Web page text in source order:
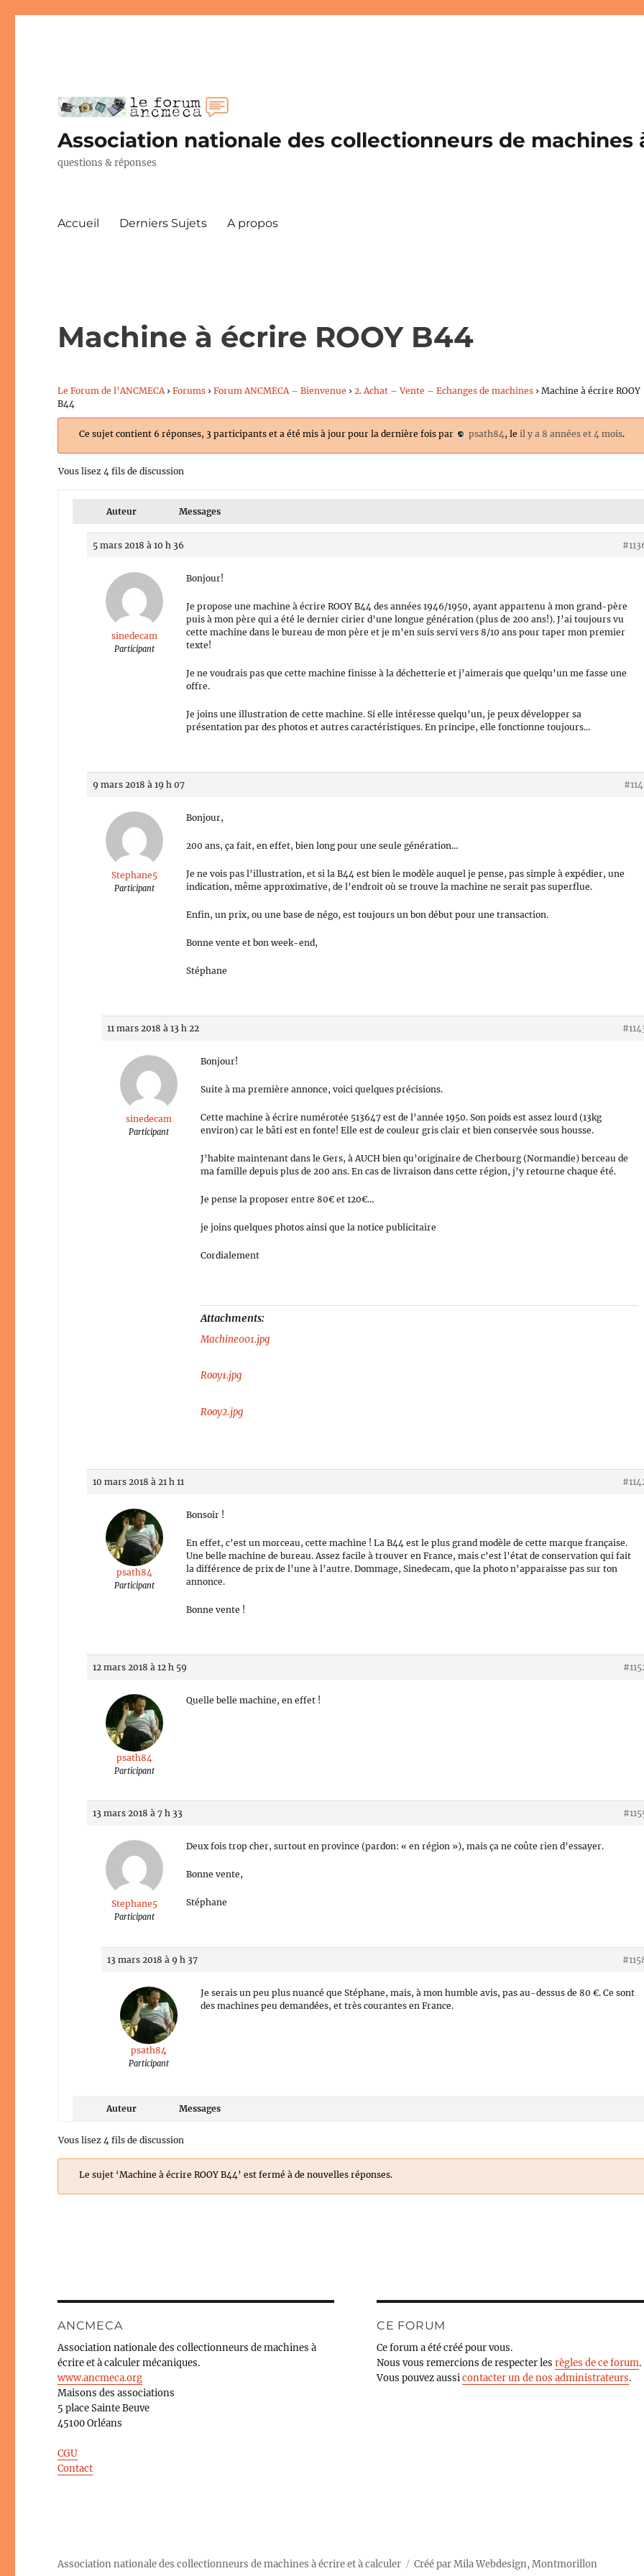
Association nationale des collectionneurs de machines
questions & réponses
Accueil Derniers Sujets A propos
Machine à écrire ROOY B44
Le Forum de l’ANCMECA › Forums › Forum ANCMECA – Bienvenue › 2. Achat – Vente – Echanges de machines › Machine à écrire ROOY
B44
Ce sujet contient 6 réponses, 3 participants et a été mis à jour pour la dernière fois par psath84 , leil y a 8 années et 4 mois.
Vous lisez 4 fils de discussion
Auteur Messages
5 mars 2018 à 10 h 36
sinedecam
Participant
Bonjour!
Je propose une machine à écrire ROOY B44 des années 1946/1950, ayant appartenu à mon grand-père
puis à mon père qui a été le dernier cirier d’une longue génération (plus de 200 ans!). J’ai toujours vu
cette machine dans le bureau de mon père et je m’en suis servi vers 8/10 ans pour taper mon premier
texte!
Je ne voudrais pas que cette machine finisse à la déchetterie et j’aimerais que quelqu’un me fasse une
offre.
Je joins une illustration de cette machine. Si elle intéresse quelqu’un, je peux développer sa
présentation par des photos et autres caractéristiques. En principe, elle fonctionne toujours…
9 mars 2018 à 19 h 07
Stephane5
Participant
Bonjour,
200 ans, ça fait, en effet, bien long pour une seule génération…
Je ne vois pas l’illustration, et si la B44 est bien le modèle auquel je pense, pas simple à expédier, une
indication, même approximative, de l’endroit où se trouve la machine ne serait pas superflue.
Enfin, un prix, ou une base de négo, est toujours un bon début pour une transaction.
Bonne vente et bon week-end,
Stéphane
11 mars 2018 à 13 h 22
sinedecam
Participant
Bonjour!
Suite à ma première annonce, voici quelques précisions.
Cette machine à écrire numérotée 513647 est de l’année 1950. Son poids est assez lourd (13kg
environ) car le bâti est en fonte! Elle est de couleur gris clair et bien conservée sous housse.
J’habite maintenant dans le Gers, à AUCH bien qu’originaire de Cherbourg (Normandie) berceau de
ma famille depuis plus de 200 ans. En cas de livraison dans cette région, j’y retourne chaque été.
Je pense la proposer entre 80€ et 120€…
je joins quelques photos ainsi que la notice publicitaire
Cordialement
Attachments:
Machine001.jpg
Rooy1.jpg
Rooy2.jpg
10 mars 2018 à 21 h 11
psath84
Participant
Bonsoir !
En effet, c’est un morceau, cette machine ! La B44 est le plus grand modèle de cette marque française.
Une belle machine de bureau. Assez facile à trouver en France, mais c’est l’état de conservation qui fait
la différence de prix de l’une à l’autre. Dommage, Sinedecam, que la photo n’apparaisse pas sur ton
annonce.
Bonne vente !
12 mars 2018 à 12 h 59
psath84
Participant
Quelle belle machine, en effet !
13 mars 2018 à 7 h 33
Stephane5
Participant
Deux fois trop cher, surtout en province (pardon: « en région »), mais ça ne coûte rien d’essayer.
Bonne vente,
Stéphane
13 mars 2018 à 9 h 37
psath84
Participant
Je serais un peu plus nuancé que Stéphane, mais, à mon humble avis, pas au-dessus de 80 €. Ce sont
des machines peu demandées, et très courantes en France.
Auteur Messages
Vous lisez 4 fils de discussion
Le sujet ‘Machine à écrire ROOY B44’ est fermé à de nouvelles réponses.
ANCMECA
Association nationale des collectionneurs de machines à
écrire et à calculer mécaniques.
www.ancmeca.org
Maisons des associations
5 place Sainte Beuve
45100 Orléans
CGU
Contact
CE FORUM
Ce forum a été créé pour vous.
Nous vous remercions de respecter lesrègles de ce forum.
Vous pouvez aussicontacter un de nos administrateurs.
Association nationale des collectionneurs de machines à écrire et à calculer Créé parMila Webdesign, Montmorillon